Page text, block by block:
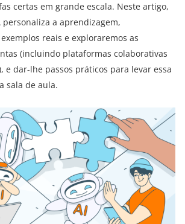
certas em grande escala. Neste artigo,
personaliza a aprendizagem,
reais e exploraremos as
(incluindo plataformas colaborativas
e dar-lhe passos práticos para levar essa
sala de aula.